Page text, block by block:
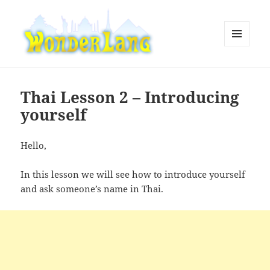
Thai Lesson 2 – Introducing
yourself
Hello,
In this lesson we will see how to introduce yourself
and ask someone’s name in Thai.